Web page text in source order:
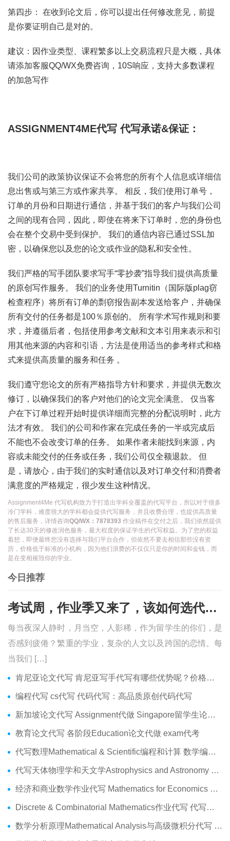
第四步： 在收到论文后，你可以提出任何修改意见，前提
是你要证明自己是对的。
建议：因作业类型、课程繁多以上交易流程只是大概，具体
请添加客服QQ/WX免费咨询，10S响应，支持大多数课程
的加急写作
ASSIGNMENT4ME代写代写承诺&保证：
我们公司的政策协议保证不会将您的所有个人信息或详细信
息出售或与第三方或作家共享。 相反，我们使用订单号，
订单的月份和日期进行通信，并基于我们的客户与我们公司
之间的现有合同，因此，即使在将来下订单时，您的身份也
会在整个交易中受到保护。 我们的通信内容已通过SSL加
密，以确保您以及您的论文或作业的隐私和安全性。
我们严格的写手团队要求写手“零抄袭”指导我们提供高质量
的原创写作服务。 我们的业务使用Turnitin（国际版plag窃
检查程序）将所有订单的剽窃报告副本发送给客户，并确保
所有交付的任务都是100％原创的。 所有学术写作规则和要
求，并遵循后者，包括使用参考文献和文本引用来表示和引
用其他来源的内容和引语，方法是使用适当的参考样式和格
式来提供高质量的服务和任务 。
我们遵守您论文的所有严格指导方针和要求，并提供无数次
修订，以确保我们的客户对他们的论文完全满意。 仅当客
户在下订单过程开始时提供详细而完整的分配说明时，此方
法才有效。 我们的公司和作家在完成任务的一半或完成后
不能也不会改变订单的任务。 如果作者未能找到来源，内
容或未能交付的任务或任务，我们公司仅全额退款。 但
是，请放心，由于我们的实时通信以及对订单交付和消费者
满意度的严格规定，很少发生这种情况。
Assignment4Me 代写机构致力于打造出学科全覆盖的代写平台，所以对于很多
冷门学科，难度很大的学科都会提供代写服务，并且收费合理，也提供高质量
的售后服务，详情咨询QQ/WX：7878393 作业稿件在交付之后，我们依然提供
了长达30天的修改润色服务，最大程度的保证学生的代写权益。为了您的权益
着想，即便最终您没有选择与我们平台合作，但依然不要去相信那些没有资
历，价格低于标准的小机构，因为他们浪费的不仅仅只是你的时间和金钱，而
是在变相摧毁你的学业。
今日推荐
考试周，作业季又来了，该如何选代写？便宜的代写、代考会有哪些问题？
每当夜深人静时，月当空，人影稀，作为留学生的你们，是
否感到疲倦？繁重的学业，复杂的人文以及跨国的恋情。每
当我们 […]
肯尼亚论文代写 肯尼亚写手代写有哪些优势呢？价格便宜吗？
编程代写 cs代写 代码代写：高品质原创代码代写
新加坡论文代写 Assignment代做 Singapore留学生论文代写服务
教育论文代写 各阶段Education论文代做 exam代考
代写数理Mathematical & Scientific编程和计算 数学编程作业代做
代写天体物理学和天文学Astrophysics and Astronomy 天文学Assignment代做
经济和商业数学作业代写 Mathematics for Economics Business代做Online exam代考
Discrete & Combinatorial Mathematics作业代写 代写离散 组合数学Assignment代做
数学分析原理Mathematical Analysis与高级微积分代写 Assignment代做